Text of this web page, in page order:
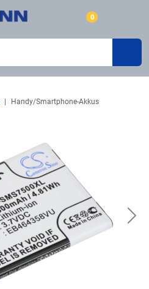
0
Handy/Smartphone-Akkus